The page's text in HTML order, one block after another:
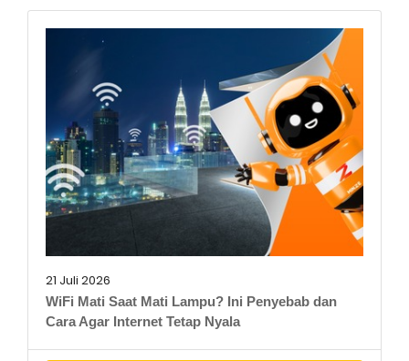
21 Juli 2026
WiFi Mati Saat Mati Lampu? Ini Penyebab dan
Cara Agar Internet Tetap Nyala